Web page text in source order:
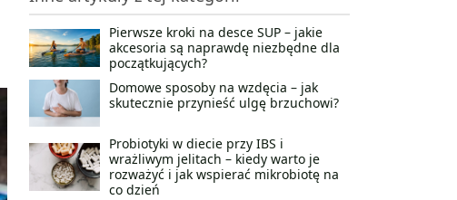
Pierwsze kroki na desce SUP – jakie
akcesoria są naprawdę niezbędne dla
początkujących?
Domowe sposoby na wzdęcia – jak
skutecznie przynieść ulgę brzuchowi?
Probiotyki w diecie przy IBS i
wrażliwym jelitach – kiedy warto je
rozważyć i jak wspierać mikrobiotę na
co dzień